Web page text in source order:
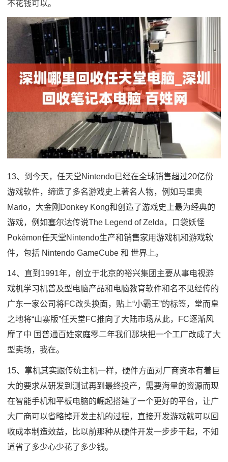
不花钱可以。
13、到今天，任天堂Nintendo已经在全球销售超过20亿份
游戏软件，缔造了多名游戏史上著名人物，例如马里奥
Mario，大金刚Donkey Kong和创造了游戏史上最为经典的
游戏，例如塞尔达传说The Legend of Zelda，口袋妖怪
Pokémon任天堂Nintendo生产和销售家用游戏机和游戏软
件，包括 Nintendo GameCube 和 世界上。
14、直到1991年，创立于北京的裕兴集团主要从事电视游
戏机学习机普及型电脑产品和电脑教育软件和名不见经传的
广东一家公司将FC改头换面，贴上“小霸王”的标签，堂而皇
之地将“山寨版”任天堂FC推向了大陆市场从此，FC逐渐风
靡了中 国普通百姓家庭零二年我们那块把一个工厂改成了大
型卖场，我在。
15、掌机其实跟传统主机一样，硬件方面对厂商资本有着巨
大的要求从研发到测试再到最终投产，需要海量的资源而现
在智能手机和平板电脑的崛起搭建了一个更好的平台，让广
大厂商可以省略掉开发主机的过程，直接开发游戏就可以回
收成本制造效益，比以前那种从硬件开发一步步干起，不知
道省了多少心少花了多少钱。